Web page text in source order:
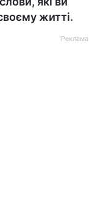
житті.
Реклама